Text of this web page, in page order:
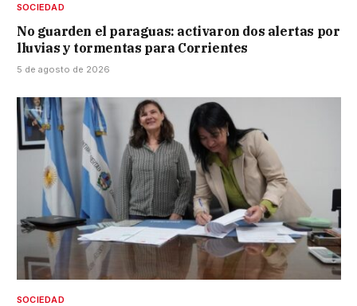
SOCIEDAD
No guarden el paraguas: activaron dos alertas por
lluvias y tormentas para Corrientes
5 de agosto de 2026
SOCIEDAD